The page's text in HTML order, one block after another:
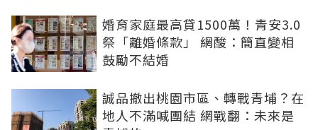
婚育家庭最高貸1500萬！青安3.0
祭「離婚條款」 網酸：簡直變相
鼓勵不結婚
誠品撤出桃園市區、轉戰青埔？在
地人不滿喊團結 網戰翻：未來是